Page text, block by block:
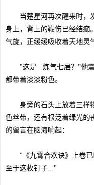
当楚星河再次醒来时，发
身上，背上的鞭伤已经结痂
气旋，正缓缓吸收着天地灵
"这是...炼气七层？"他震
都带着淡淡粉色。
身旁的石头上放着三样物
色丝带，还有根泛着绿光的
的留言在脑海响起：
"《九霄合欢诀》上卷已
至于这枚钉子..."